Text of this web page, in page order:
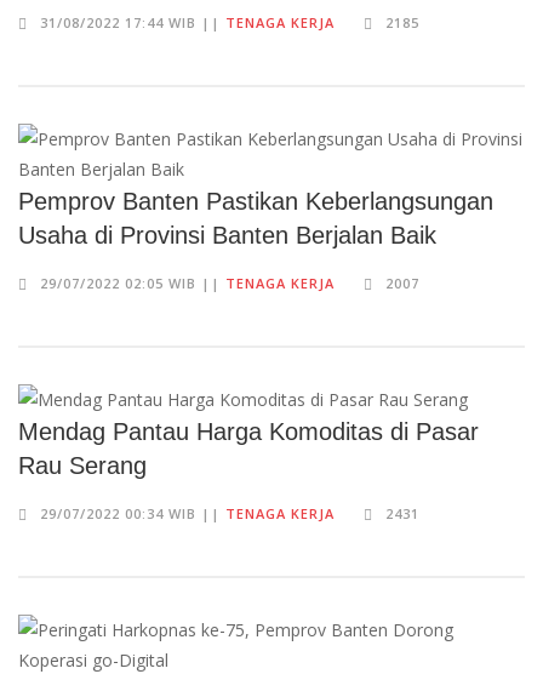
31/08/2022 17:44 WIB || TENAGA KERJA 2185
Pemprov Banten Pastikan Keberlangsungan
Usaha di Provinsi Banten Berjalan Baik
29/07/2022 02:05 WIB || TENAGA KERJA 2007
Mendag Pantau Harga Komoditas di Pasar
Rau Serang
29/07/2022 00:34 WIB || TENAGA KERJA 2431